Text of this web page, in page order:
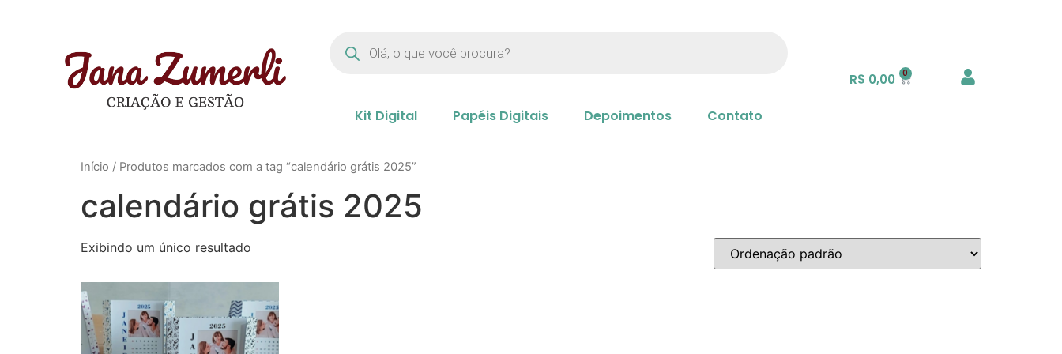
Kit Digital Papéis Digitais Depoimentos Contato
R$ 0,00
Início / Produtos marcados com a tag “calendário grátis 2025”
calendário grátis 2025
Exibindo um único resultado